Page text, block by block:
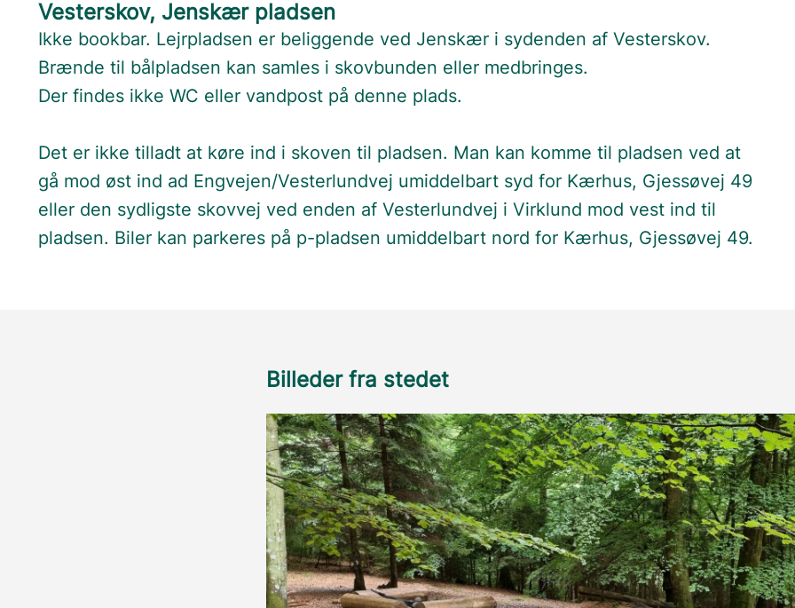
Vesterskov, Jenskær pladsen
Ikke bookbar. Lejrpladsen er beliggende ved Jenskær i sydenden af Vesterskov.
Brænde til bålpladsen kan samles i skovbunden eller medbringes.
Der findes ikke WC eller vandpost på denne plads.
Det er ikke tilladt at køre ind i skoven til pladsen. Man kan komme til pladsen ved at
gå mod øst ind ad Engvejen/Vesterlundvej umiddelbart syd for Kærhus, Gjessøvej 49
eller den sydligste skovvej ved enden af Vesterlundvej i Virklund mod vest ind til
pladsen. Biler kan parkeres på p-pladsen umiddelbart nord for Kærhus, Gjessøvej 49.
Billeder fra stedet